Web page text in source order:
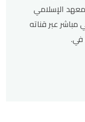
الإسلامي
عبر قناته